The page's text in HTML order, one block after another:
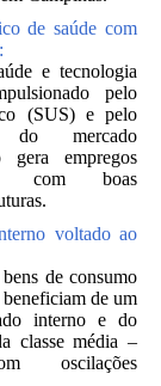
de saúde com
e tecnologia
pelo
(SUS) e pelo
do mercado
gera empregos
com boas
voltado ao
de consumo
beneficiam de um
interno e do
classe média –
oscilações